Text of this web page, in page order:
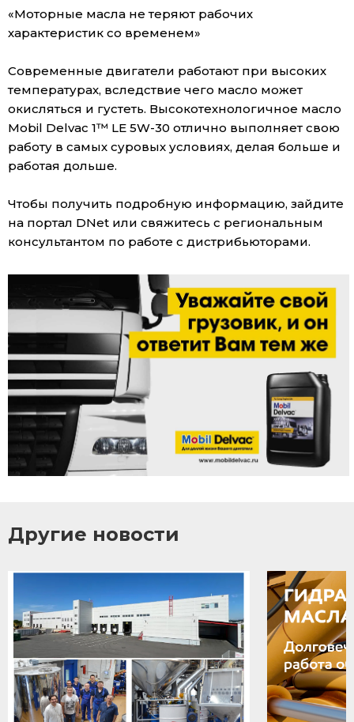
«Моторные масла не теряют рабочих
характеристик со временем»
Современные двигатели работают при высоких
температурах, вследствие чего масло может
окисляться и густеть. Высокотехнологичное масло
Mobil Delvac 1™ LE 5W-30 отлично выполняет свою
работу в самых суровых условиях, делая больше и
работая дольше.
Чтобы получить подробную информацию, зайдите
на портал DNet или свяжитесь с региональным
консультантом по работе с дистрибьюторами.
Другие новости